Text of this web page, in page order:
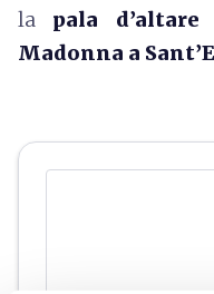
la pala
Madonna a